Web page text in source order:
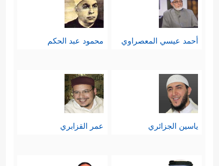
أحمد عيسي المعصراوي محمود عبد الحكم
ياسين الجزائري عمر القزابري